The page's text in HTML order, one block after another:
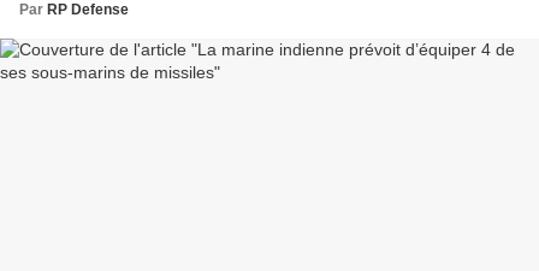
Par RP Defense